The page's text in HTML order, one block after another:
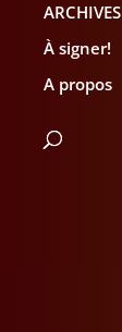
ARCHIVES
À signer!
A propos